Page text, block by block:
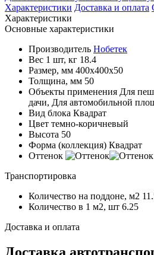
Характеристики Доставка и оплата
Характеристики
Основные характеристики
Производитель Нобетек
Вес 1 шт, кг 18.4
Размер, мм 400x400x50
Толщина, мм 50
Объекты применения Для
дачи, Для автомобильной
Вид блока Квадрат
Цвет темно-коричневый
Высота 50
Форма (коллекция) Квадрат
Оттенок
Транспортировка
Количество на поддоне, м2
Количество в 1 м2, шт 6.25
Доставка и оплата
Доставка